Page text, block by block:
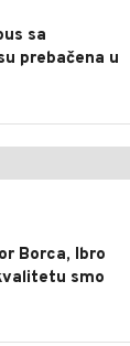
sa
prebačena u
Borca, Ibro
smo